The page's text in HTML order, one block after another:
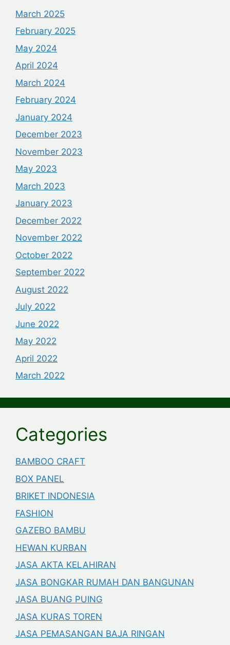
March 2025
February 2025
May 2024
April 2024
March 2024
February 2024
January 2024
December 2023
November 2023
May 2023
March 2023
January 2023
December 2022
November 2022
October 2022
September 2022
August 2022
July 2022
June 2022
May 2022
April 2022
March 2022
Categories
BAMBOO CRAFT
BOX PANEL
BRIKET INDONESIA
FASHION
GAZEBO BAMBU
HEWAN KURBAN
JASA AKTA KELAHIRAN
JASA BONGKAR RUMAH DAN BANGUNAN
JASA BUANG PUING
JASA KURAS TOREN
JASA PEMASANGAN BAJA RINGAN